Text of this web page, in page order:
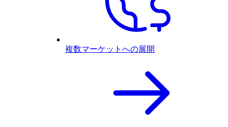
複数マーケットへの展開